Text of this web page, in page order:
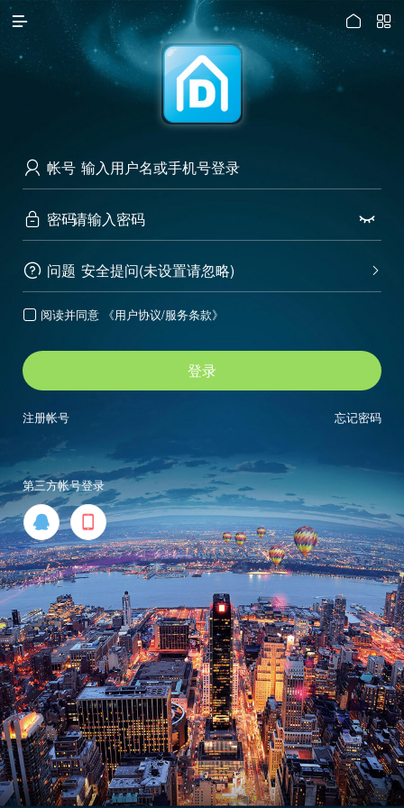
访问电脑版
 

 帐号
 密码 
 问题 
安全提问(未设置请忽略)
 阅读并同意 《用户协议/服务条款》
登录
忘记密码
注册帐号
第三方帐号登录
 